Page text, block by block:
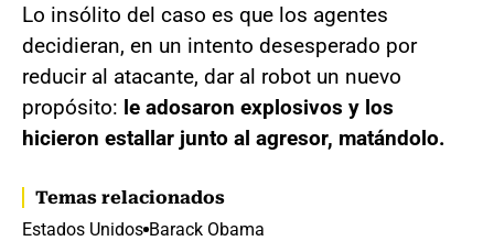
Lo insólito del caso es que los agentes
decidieran, en un intento desesperado por
reducir al atacante, dar al robot un nuevo
propósito: le adosaron explosivos y los
hicieron estallar junto al agresor, matándolo.
Temas relacionados
Estados Unidos Barack Obama